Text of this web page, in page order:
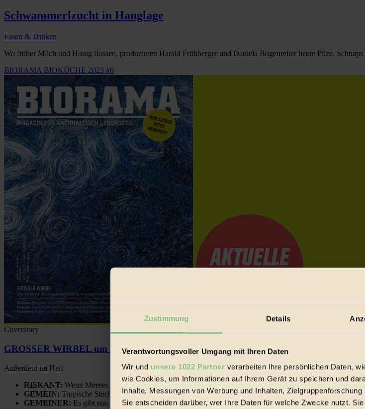
Zustimmung Details
Verantwortungsvoller Umgang mit Ihren Daten
Wir und unsere 1022 Partner verarbeiten Ihre persönlichen Daten,
wie Cookies, um Informationen auf Ihrem Gerät zu speichern und
Inhalte, Messungen von Werbung und Inhalten,
Sie entscheiden darüber, wer Ihre Daten für welche Zwecke nutzt.
Schwammerlzucht in Hanglage
Essen & Trinken
Wo früher Milch und Honig flossen, produzieren Harald Frühberger und Daniela Bogenreiter heute Pilze,
BIORAMA BIOKÜCHE 2023 #0
Coverstory
GROSSER WIRBEL um Versuche, den Ozean und seine Bewegungen festzuhalten.
Außerdem im Heft
RISKANT: Wenn Meeres- und Wildvögel im Freilandhühnerbetrieb vorbeischauen.
GEMEIN: Tropische Stechmücken fühlen sich in Mitteleuropa inziwschen oft zu Hause.
GEMEINER: Es gibt nun Weinflaschen, die nach Entleerung voll wieder zu dir zurückkommen.